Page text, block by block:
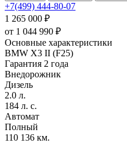
+7(499) 444-80-07
1 265 000 ₽
от 1 044 990 ₽
Основные характеристики
BMW X3 II (F25)
Гарантия 2 года
Внедорожник
Дизель
2.0 л.
184 л. с.
Автомат
Полный
110 136 км.